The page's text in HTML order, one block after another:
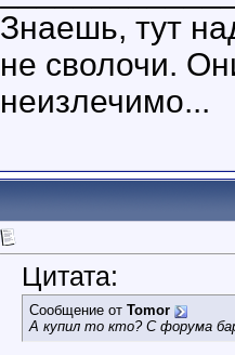
Знаешь, тут
не сволочи.
неизлечимо...
Цитата:
Сообщение от Tomor
А купил то кто? С форума